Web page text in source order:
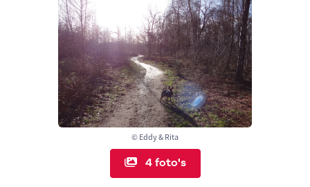
© Eddy & Rita
4 foto's